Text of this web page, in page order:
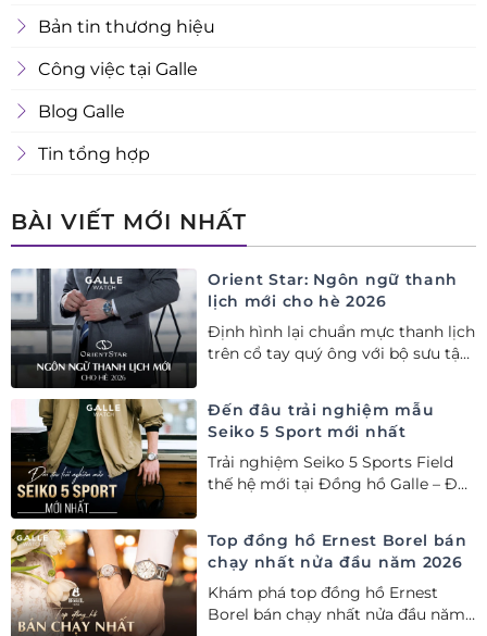
Bản tin thương hiệu
Công việc tại Galle
Blog Galle
Tin tổng hợp
BÀI VIẾT MỚI NHẤT
Orient Star: Ngôn ngữ thanh
lịch mới cho hè 2026
Định hình lại chuẩn mực thanh lịch
trên cổ tay quý ông với bộ sưu tập
Đến đâu trải nghiệm mẫu
Seiko 5 Sport mới nhất
Trải nghiệm Seiko 5 Sports Field
thế hệ mới tại Đồng hồ Galle – Đại
Top đồng hồ Ernest Borel bán
chạy nhất nửa đầu năm 2026
Khám phá top đồng hồ Ernest
Borel bán chạy nhất nửa đầu năm